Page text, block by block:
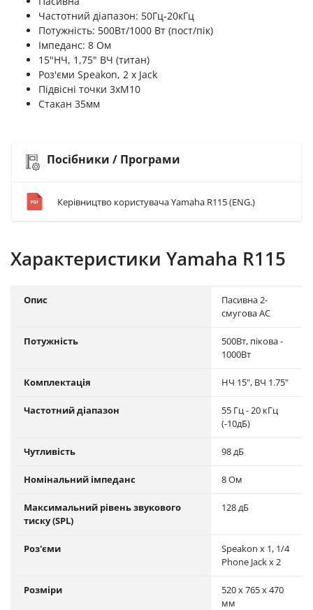
Частотний діапазон: 50Гц-20кГц
Потужність: 500Вт/1000 Вт (пост/пік)
Імпеданс: 8 Ом
15"НЧ, 1,75" ВЧ (титан)
Роз'єми Speakon, 2 x Jack
Підвісні точки 3хМ10
Стакан 35мм
Посібники / Програми
Керівництво користувача Yamaha R115 (ENG.)
Характеристики Yamaha R115
Опис
Пасивна 2-
смугова АС
Потужність
500Вт, пікова -
1000Вт
Комплектація НЧ 15", ВЧ 1.75"
Частотний діапазон
55 Гц - 20 кГц
(-10дБ)
Чутливість 98 дБ
Номінальний імпеданс 8 Ом
Максимальний рівень звукового
тиску (SPL)
128 дБ
Роз'єми
Speakon x 1, 1/4
Phone Jack x 2
Розміри
520 x 765 x 470
мм